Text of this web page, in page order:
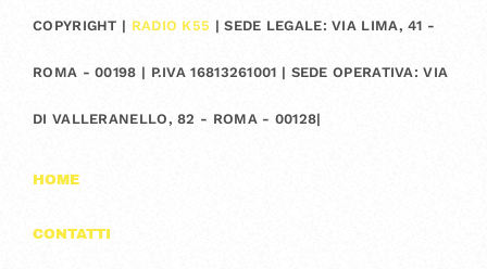
COPYRIGHT | RADIO K55 | SEDE LEGALE: VIA LIMA, 41 -
ROMA - 00198 | P.IVA 16813261001 | SEDE OPERATIVA: VIA
DI VALLERANELLO, 82 - ROMA - 00128|
HOME
CONTATTI